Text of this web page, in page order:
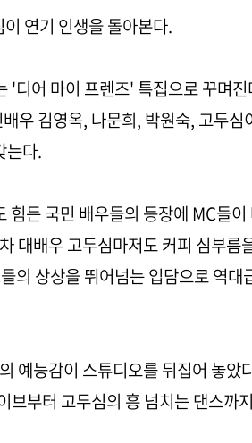
연기 인생을 돌아본다.
'디어 마이 프렌즈' 특집으로 꾸며
우 김영옥, 나문희, 박원숙, 고두심
는다.
힘든 국민 배우들의 등장에 MC들
대배우 고두심마저도 커피 심부름
의 상상을 뛰어넘는 입담으로 역대
예능감이 스튜디오를 뒤집어 놓았
브부터 고두심의 흥 넘치는 댄스까